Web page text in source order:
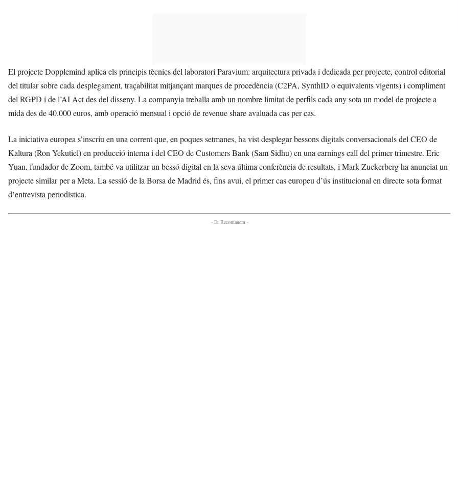
El projecte Dopplemind aplica els principis tècnics del laboratori Paravium: arquitectura privada i dedicada per projecte, control editorial
del titular sobre cada desplegament, traçabilitat mitjançant marques de procedència (C2PA, SynthID o equivalents vigents) i compliment
del RGPD i de l’AI Act des del disseny. La companyia treballa amb un nombre limitat de perfils cada any sota un model de projecte a
mida des de 40.000 euros, amb operació mensual i opció de revenue share avaluada cas per cas.
La iniciativa europea s’inscriu en una corrent que, en poques setmanes, ha vist desplegar bessons digitals conversacionals del CEO de
Kaltura (Ron Yekutiel) en producció interna i del CEO de Customers Bank (Sam Sidhu) en una earnings call del primer trimestre. Eric
Yuan, fundador de Zoom, també va utilitzar un bessó digital en la seva última conferència de resultats, i Mark Zuckerberg ha anunciat un
projecte similar per a Meta. La sessió de la Borsa de Madrid és, fins avui, el primer cas europeu d’ús institucional en directe sota format
d’entrevista periodística.
- Et Recomanem -